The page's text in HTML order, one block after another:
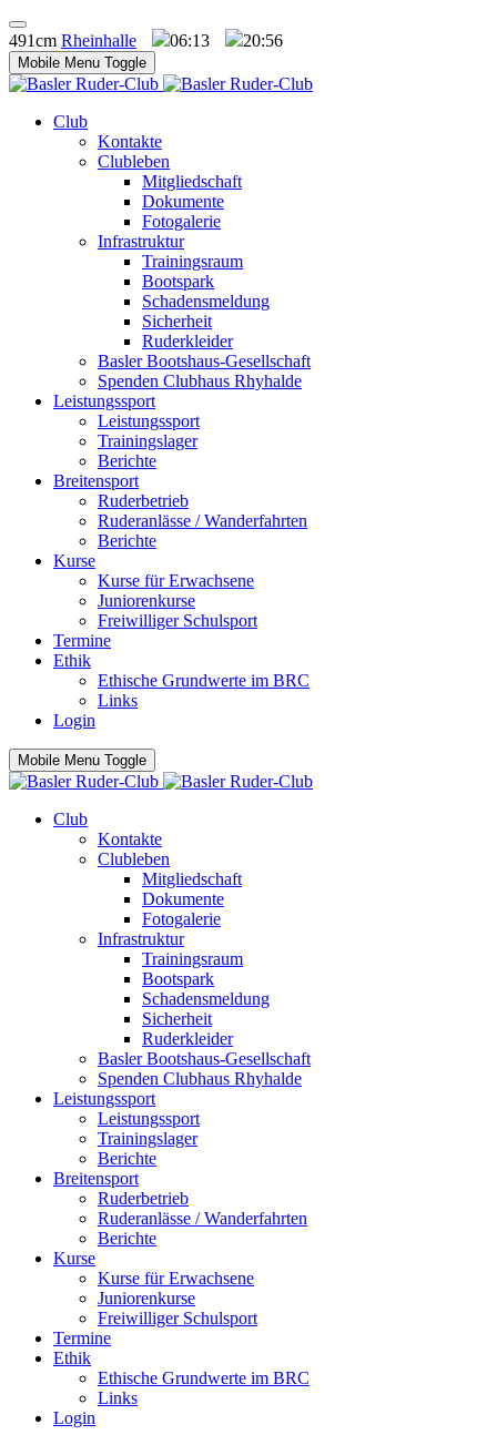
491cm Rheinhalle 06:13 20:56
Mobile Menu Toggle
Club
Kontakte
Clubleben
Mitgliedschaft
Dokumente
Fotogalerie
Infrastruktur
Trainingsraum
Bootspark
Schadensmeldung
Sicherheit
Ruderkleider
Basler Bootshaus-Gesellschaft
Spenden Clubhaus Rhyhalde
Leistungssport
Leistungssport
Trainingslager
Berichte
Breitensport
Ruderbetrieb
Ruderanlässe / Wanderfahrten
Berichte
Kurse
Kurse für Erwachsene
Juniorenkurse
Freiwilliger Schulsport
Termine
Ethik
Ethische Grundwerte im BRC
Links
Login
Mobile Menu Toggle
Club
Kontakte
Clubleben
Mitgliedschaft
Dokumente
Fotogalerie
Infrastruktur
Trainingsraum
Bootspark
Schadensmeldung
Sicherheit
Ruderkleider
Basler Bootshaus-Gesellschaft
Spenden Clubhaus Rhyhalde
Leistungssport
Leistungssport
Trainingslager
Berichte
Breitensport
Ruderbetrieb
Ruderanlässe / Wanderfahrten
Berichte
Kurse
Kurse für Erwachsene
Juniorenkurse
Freiwilliger Schulsport
Termine
Ethik
Ethische Grundwerte im BRC
Links
Login